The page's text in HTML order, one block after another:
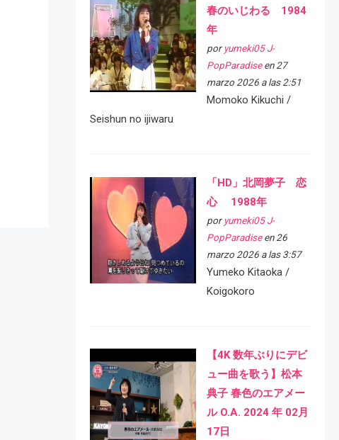
春のいじわる 1984
年
por yumeki05 J-
PopParadiseen 27
marzo 2026 a las 2:51
Momoko Kikuchi /
Seishun no ijiwaru
「HD」北岡夢子 恋
心 1988年
por yumeki05 J-
PopParadiseen 26
marzo 2026 a las 3:57
Yumeko Kitaoka /
Koigokoro
【4K 数年ぶりにデビ
ュー曲を歌う】松本
典子 春色のエアメー
ル O.A. 2024 年 02月
17日